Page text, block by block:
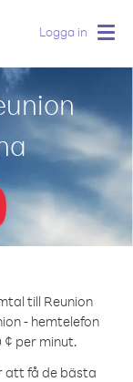
Logga in
till Reunion
- hemtelefon
per minut.
att få de bästa